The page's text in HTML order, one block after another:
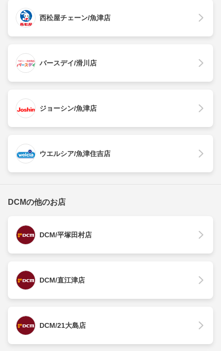
西松屋チェーン/魚津店
バースデイ/滑川店
ジョーシン/魚津店
ウエルシア/魚津住吉店
DCMの他のお店
DCM/平塚田村店
DCM/直江津店
DCM/21大島店